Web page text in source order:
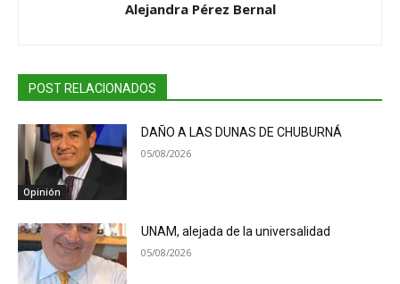
Alejandra Pérez Bernal
POST RELACIONADOS
Opinión
DAÑO A LAS DUNAS DE CHUBURNÁ
05/08/2026
UNAM, alejada de la universalidad
05/08/2026